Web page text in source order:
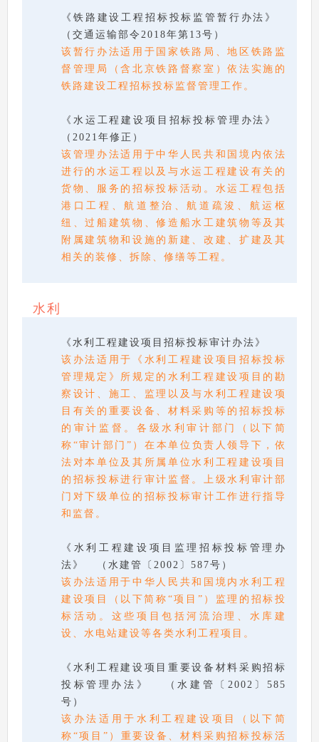
《铁路建设工程招标投标监管暂行办法》
（交通运输部令2018年第13号）
该暂行办法适用于国家铁路局、地区铁路监
督管理局（含北京铁路督察室）依法实施的
铁路建设工程招标投标监督管理工作。
《水运工程建设项目招标投标管理办法》
（2021年修正）
该管理办法适用于中华人民共和国境内依法
进行的水运工程以及与水运工程建设有关的
货物、服务的招标投标活动。水运工程包括
港口工程、航道整治、航道疏浚、航运枢
纽、过船建筑物、修造船水工建筑物等及其
附属建筑物和设施的新建、改建、扩建及其
相关的装修、拆除、修缮等工程。
水利
《水利工程建设项目招标投标审计办法》
该办法适用于《水利工程建设项目招标投标
管理规定》所规定的水利工程建设项目的勘
察设计、施工、监理以及与水利工程建设项
目有关的重要设备、材料采购等的招标投标
的审计监督。各级水利审计部门（以下简
称“审计部门”）在本单位负责人领导下，依
法对本单位及其所属单位水利工程建设项目
的招标投标进行审计监督。上级水利审计部
门对下级单位的招标投标审计工作进行指导
和监督。
《水利工程建设项目监理招标投标管理办
法》 （水建管〔2002〕587号）
该办法适用于中华人民共和国境内水利工程
建设项目（以下简称“项目”）监理的招标投
标活动。这些项目包括河流治理、水库建
设、水电站建设等各类水利工程项目。
《水利工程建设项目重要设备材料采购招标
投标管理办法》 （水建管〔2002〕585
号）
该办法适用于水利工程建设项目（以下简
称“项目”）重要设备、材料采购招标投标活